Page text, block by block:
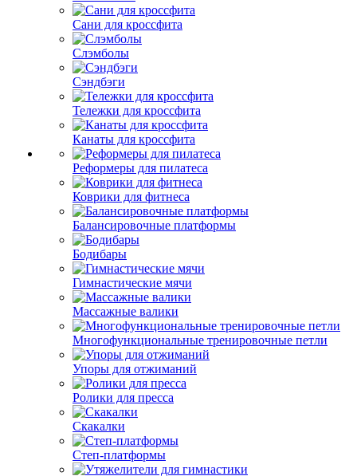
Сани для кроссфита
Слэмболы
Сэндбэги
Тележки для кроссфита
Канаты для кроссфита
Реформеры для пилатеса
Коврики для фитнеса
Балансировочные платформы
Бодибары
Гимнастические мячи
Массажные валики
Многофункциональные тренировочные петли
Упоры для отжиманий
Ролики для пресса
Скакалки
Степ-платформы